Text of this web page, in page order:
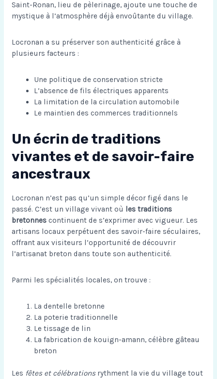
Saint-Ronan, lieu de pèlerinage, ajoute une touche de
mystique à l’atmosphère déjà envoûtante du village.
Locronan a su préserver son authenticité grâce à
plusieurs facteurs :
Une politique de conservation stricte
L’absence de fils électriques apparents
La limitation de la circulation automobile
Le maintien des commerces traditionnels
Un écrin de traditions
vivantes et de savoir-faire
ancestraux
Locronan n’est pas qu’un simple décor figé dans le
passé. C’est un village vivant où les traditions
bretonnescontinuent de s’exprimer avec vigueur. Les
artisans locaux perpétuent des savoir-faire séculaires,
offrant aux visiteurs l’opportunité de découvrir
l’artisanat breton dans toute son authenticité.
Parmi les spécialités locales, on trouve :
La dentelle bretonne
La poterie traditionnelle
Le tissage de lin
La fabrication de kouign-amann, célèbre gâteau
breton
Les fêtes et célébrationsrythment la vie du village tout